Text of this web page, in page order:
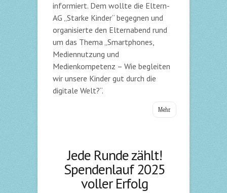
informiert. Dem wollte die Eltern-
AG „Starke Kinder“ begegnen und
organisierte den Elternabend rund
um das Thema „Smartphones,
Mediennutzung und
Medienkompetenz – Wie begleiten
wir unsere Kinder gut durch die
digitale Welt?“.
Mehr
Jede Runde zählt!
Spendenlauf 2025
voller Erfolg